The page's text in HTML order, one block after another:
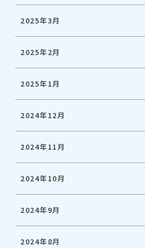
2025年3月
2025年2月
2025年1月
2024年12月
2024年11月
2024年10月
2024年9月
2024年8月